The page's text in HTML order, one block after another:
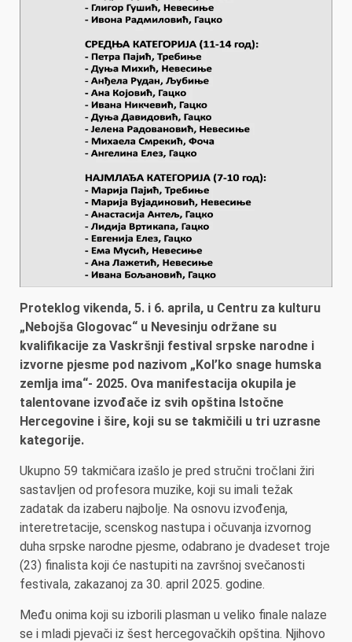
Proteklog vikenda, 5. i 6. aprila, u Centru za kulturu
„Nebojša Glogovac“ u Nevesinju održane su
kvalifikacije za Vaskršnji festival srpske narodne i
izvorne pjesme pod nazivom „Kol’ko snage humska
zemlja ima“- 2025. Ova manifestacija okupila je
talentovane izvođače iz svih opština Istočne
Hercegovine i šire, koji su se takmičili u tri uzrasne
kategorije.
Ukupno 59 takmičara izašlo je pred stručni tročlani žiri
sastavljen od profesora muzike, koji su imali težak
zadatak da izaberu najbolje. Na osnovu izvođenja,
interetretacije, scenskog nastupa i očuvanja izvornog
duha srpske narodne pjesme, odabrano je dvadeset troje
(23) finalista koji će nastupiti na završnoj svečanosti
festivala, zakazanoj za 30. april 2025. godine.
Među onima koji su izborili plasman u veliko finale nalaze
se i mladi pjevači iz šest hercegovačkih opština. Njihovo